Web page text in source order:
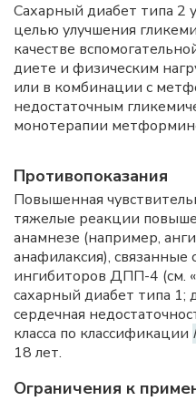
Сахарный диабет типа 2
целью улучшения
качестве
диете и физическим
или в комбинации с
недостаточным
монотерапии
Противопоказания
Повышенная
тяжелые реакции
анамнезе (например,
анафилаксия), связанные
ингибиторов ДПП-4 (см.
сахарный диабет типа 1;
сердечная
класса по классификации
18 лет.
Ограничения к